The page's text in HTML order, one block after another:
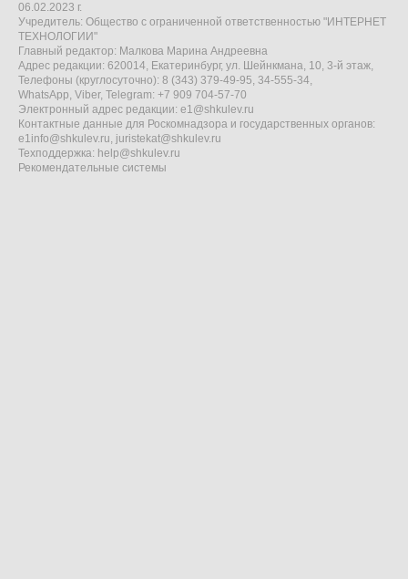
06.02.2023 г.
Учредитель: Общество с ограниченной ответственностью "ИНТЕРНЕТ
ТЕХНОЛОГИИ"
Главный редактор: Малкова Марина Андреевна
Адрес редакции: 620014, Екатеринбург, ул. Шейнкмана, 10, 3-й этаж,
Телефоны (круглосуточно): 8 (343) 379-49-95, 34-555-34,
WhatsApp, Viber, Telegram: +7 909 704-57-70
Электронный адрес редакции: e1@shkulev.ru
Контактные данные для Роскомнадзора и государственных органов:
e1info@shkulev.ru, juristekat@shkulev.ru
Техподдержка: help@shkulev.ru
Рекомендательные системы